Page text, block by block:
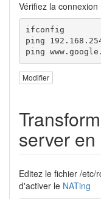
Vérifiez la connexion
ifconfig
ping
ping
Modifier
server
Editez le fichier /etc/
d'activer le NATing